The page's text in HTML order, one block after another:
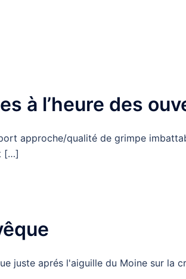
à l’heure des
approche/qualité de grimpe
[…]
juste aprés l'aiguille du Moine sur la